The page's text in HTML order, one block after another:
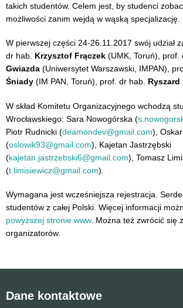
takich studentów. Celem jest, by studenci
możliwości zanim wejdą w wąską specjalizację.
W pierwszej części 24-26.11.2017 swój udział
dr hab. Krzysztof Frączek (UMK, Toruń), prof.
Gwiazda (Uniwersytet Warszawski, IMPAN),
Śniady (IM PAN, Toruń), prof. dr hab.
W skład Komitetu Organizacyjnego wchodzą
Wrocławskiego: Sara Nowogórska (
Piotr Rudnicki (deamondev@gmail.com), Oskar
(oslowik93@gmail.com), Kajetan Jastrzębski
(kajetan.jastrzebski6@gmail.com), Tomasz
(t.limisiewicz@gmail.com).
Wymagana jest wcześniejsza rejestracja.
studentów z całej Polski. Więcej informacji
powyższej stronie www. Można też zwrócić się
organizatorów.
Dane kontaktowe